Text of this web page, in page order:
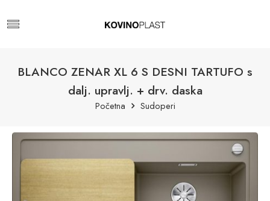
BLANCO ZENAR XL 6 S DESNI TARTUFO s
dalj. upravlj. + drv. daska
Početna Sudoperi